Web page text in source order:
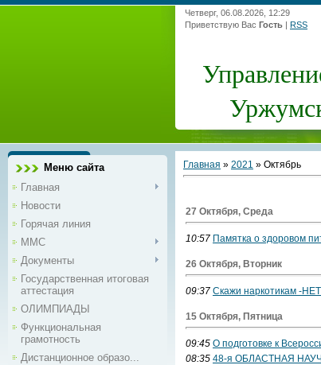
Четверг, 06.08.2026, 12:29
Приветствую Вас Гость | RSS
Меню сайта
Главная
Новости
Горячая линия
ММС
Документы
Государственная итоговая
аттестация
ОЛИМПИАДЫ
Функциональная
грамотность
Дистанционное образо...
Главная » 2021 » Октябрь
27 Октября, Среда
10:57 Памятка о здоровом
26 Октября, Вторник
09:37 Скажи наркотикам -
15 Октября, Пятница
09:45 О подготовке к
08:35 48-я ОБЛАСТНАЯ